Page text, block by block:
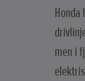
men i